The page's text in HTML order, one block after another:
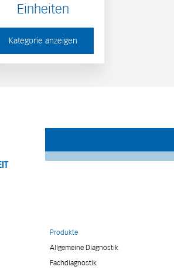
Einheiten
Kategorie anzeigen
Produkte
Allgemeine Diagnostik
Fachdiagnostik